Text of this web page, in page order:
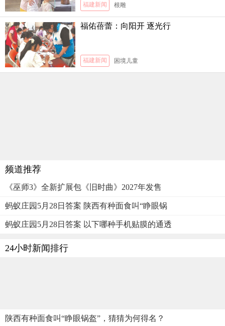
福建新闻 根雕
福佑蓓蕾：向阳开 逐光行
福建新闻 困境儿童
频道推荐
《巫师3》全新扩展包《旧时曲》2027年发售
蚂蚁庄园5月28日答案 陕西有种面食叫“睁眼锅
蚂蚁庄园5月28日答案 以下哪种手机贴膜的通透
24小时新闻排行
陕西有种面食叫“睁眼锅盔”，猜猜为何得名？